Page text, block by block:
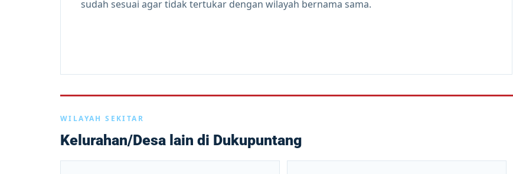
sudah sesuai agar tidak tertukar dengan wilayah bernama sama.
WILAYAH SEKITAR
Kelurahan/Desa lain di Dukupuntang